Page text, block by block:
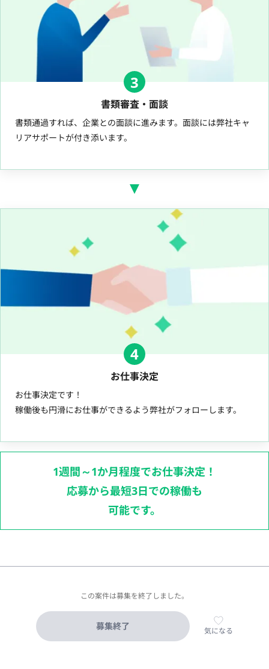
3
書類審査・面談
書類通過すれば、企業との面談に進みます。面談には弊社キャ
リアサポートが付き添います。
4
お仕事決定
お仕事決定です！
稼働後も円滑にお仕事ができるよう弊社がフォローします。
1週間～1か月程度でお仕事決定！
応募から最短3日での稼働も
可能です。
この案件は募集を終了しました。
募集終了 気になる